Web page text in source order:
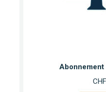
Abonnement
CHF